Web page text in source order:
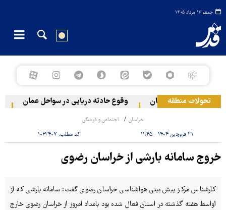
جمعه ۱۶ مرداد ۱۴۰۵
تحولات منطقه
دو منطقه در لبنان وقوع حادثه دریایی در سواحل عمان
خراسان اجتماعی و فرهنگی
۳۱ فروردین ۱۴۰۴ - ۱۱:۴۵ کد مطلب: ۱۰۶۲۴۰۷
خروج سامانه بارشی از خراسان رضوی
کارشناس مرکز پیش بینی هواشناسی خراسان رضوی گفت: سامانه بارشی که از
اواسط هفته گذشته در استان فعال شده بود بامداد امروز از خراسان رضوی خارج